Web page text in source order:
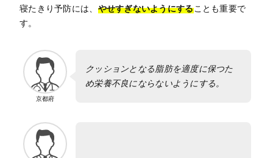
寝たきり予防には、 やせすぎないようにすることも重要で
す。
京都府
クッションとなる脂肪を適度に保つた
め栄養不良にならないようにする。